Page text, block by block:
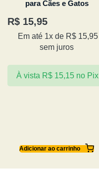
para Cães e Gatos
R$ 15,95
Em até 1x de R$15,95
sem juros
À vista R$15,15 no Pix
Adicionar ao carrinho